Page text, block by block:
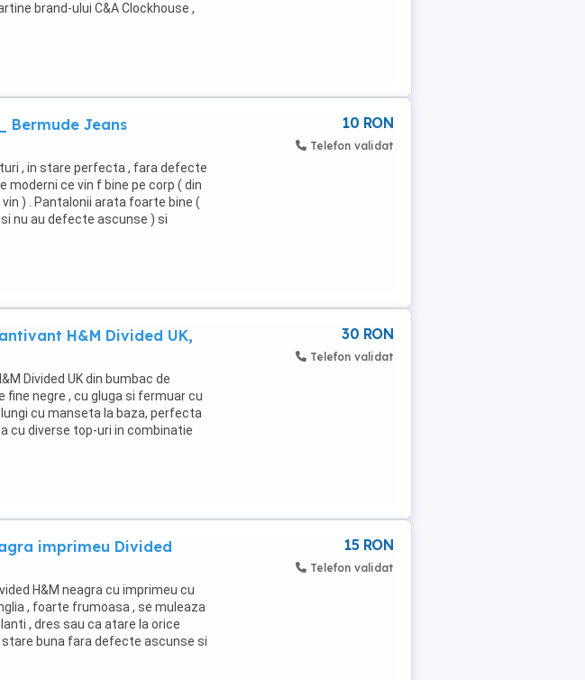
brand-ului C&A Clockhouse ,
Bermude Jeans
, in stare perfecta , fara defecte
moderni ce vin f bine pe corp ( din
) . Pantalonii arata foarte bine (
nu au defecte ascunse ) si
10 RON
Telefon validat
H&M Divided UK,
Divided UK din bumbac de
negre , cu gluga si fermuar cu
cu manseta la baza, perfecta
cu diverse top-uri in combinatie
30 RON
Telefon validat
imprimeu Divided
H&M neagra cu imprimeu cu
, foarte frumoasa , se muleaza
, dres sau ca atare la orice
buna fara defecte ascunse si
15 RON
Telefon validat